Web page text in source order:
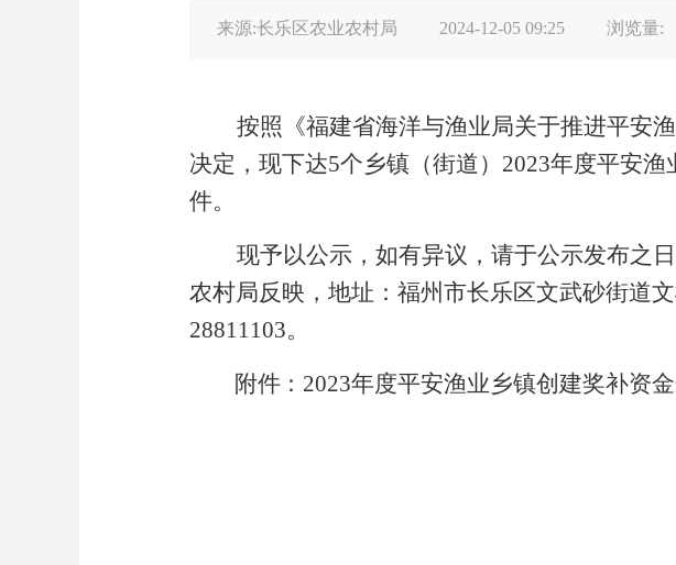
来源:长乐区农业农村局 2024-12-05 09:25 浏览量:
按照《福建省海洋与渔业局关于推进平安
决定，现下达5个乡镇（街道） 2023年度平安渔
件。
现予以公示，如有异议，请于公示发布之
农村局反映，地址：福州市长乐区文武砂街道
28811103。
附件： 2023年度平安渔业乡镇创建奖补资